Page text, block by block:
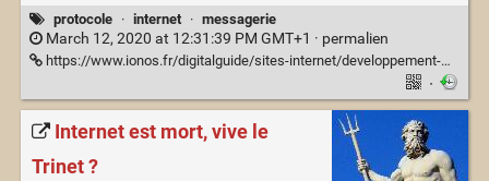
protocole · internet · messagerie
March 12, 2020 at 12:31:39 PM GMT+1 · permalien
https://www.ionos.fr/digitalguide/sites-internet/developpement-web/advanced-message-queuing-protocol-amqp/
·
Internet est mort, vive le
Trinet ?